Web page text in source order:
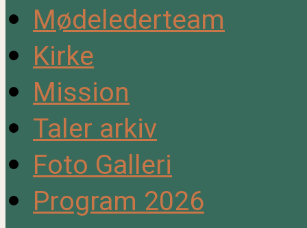
Mødelederteam
Kirke
Mission
Taler arkiv
Foto Galleri
Program 2026